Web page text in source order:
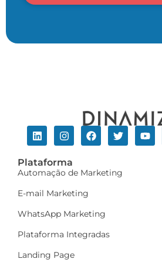
Plataforma
Automação de Marketing
E-mail Marketing
WhatsApp Marketing
Plataforma Integradas
Landing Page